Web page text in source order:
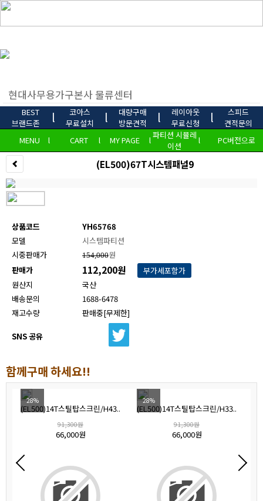
BEST
브랜드존
l
코아스
무료설치
l
대량구매
방문견적
l
레이아웃
무료신청
l
스피드
견적문의
MENU
l CART l MY PAGE l파티션 시뮬레
이션
l PC버전으로
(EL500)67T시스템패널9
상품코드
YH65768
모델
시스템파티션
시중판매가
154,000원
판매가
112,200원
부가세포함가
원산지
국산
배송문의
1688-6478
재고수량
판매중[무제한]
SNS 공유
함께구매 하세요!!
28%
(EL500)14T스틸탑스크린/H43..
91,300원
66,000원
28%
(EL500)14T스틸탑스크린/H33..
91,300원
66,000원